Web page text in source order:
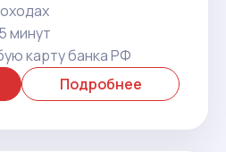
минут
карту банка РФ
Подробнее